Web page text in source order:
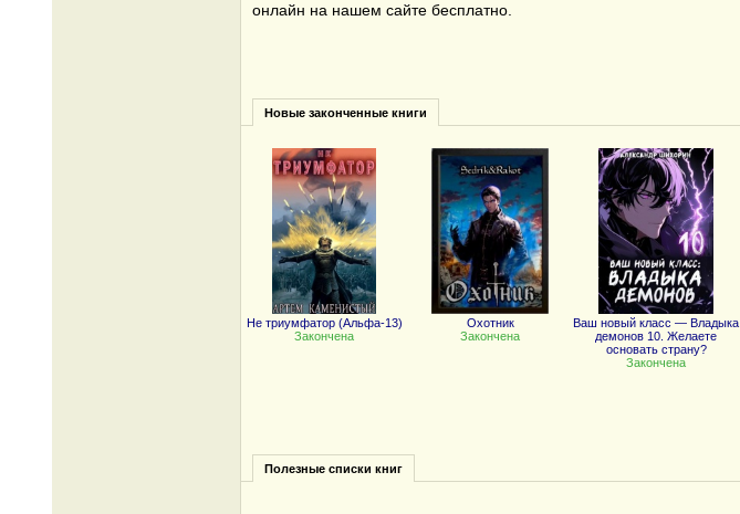
онлайн на нашем сайте бесплатно.
Новые законченные книги
Не триумфатор (Альфа-13)
Закончена
Охотник
Закончена
Ваш новый класс — Владыка
демонов 10. Желаете
основать страну?
Закончена
Полезные списки книг